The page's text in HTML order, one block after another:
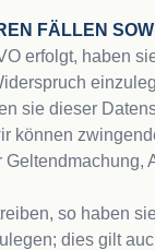
FÄLLEN
erfolgt, haben
sie dieser
können
so haben
dies gilt